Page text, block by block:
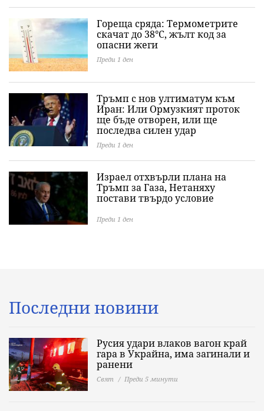
Гореща сряда: Термометрите
скачат до 38°C, жълт код за
опасни жеги
Преди 1 ден
Тръмп с нов ултиматум към
Иран: Или Ормузкият проток
ще бъде отворен, или ще
последва силен удар
Преди 1 ден
Израел отхвърли плана на
Тръмп за Газа, Нетаняху
постави твърдо условие
Преди 1 ден
Последни новини
Русия удари влаков вагон край
гара в Украйна, има загинали и
ранени
Свят Преди 5 минути